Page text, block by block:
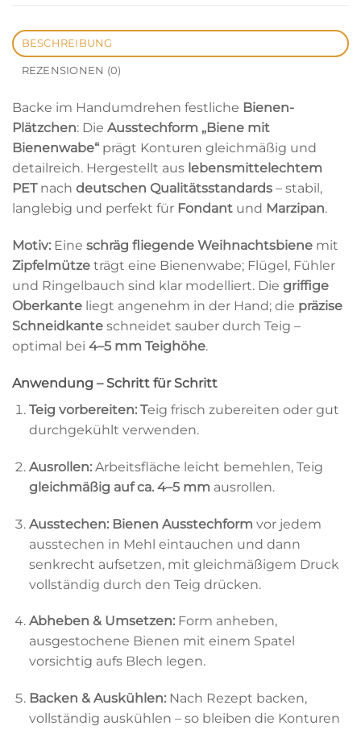
BESCHREIBUNG
REZENSIONEN (0)
Backe im Handumdrehen festliche Bienen-
Plätzchen: Die Ausstechform „Biene mit
Bienenwabe“ prägt Konturen gleichmäßig und
detailreich. Hergestellt aus lebensmittelechtem
PETnach deutschen Qualitätsstandards – stabil,
langlebig und perfekt für Fondant und Marzipan.
Motiv: Eine schräg fliegende Weihnachtsbiene mit
Zipfelmütze trägt eine Bienenwabe; Flügel, Fühler
und Ringelbauch sind klar modelliert. Die griffige
Oberkante liegt angenehm in der Hand; die präzise
Schneidkante schneidet sauber durch Teig –
optimal bei 4–5 mm Teighöhe.
Anwendung – Schritt für Schritt
Teig vorbereiten: Teig frisch zubereiten oder gut
durchgekühlt verwenden.
Ausrollen:Arbeitsfläche leicht bemehlen, Teig
gleichmäßig auf ca. 4–5 mm ausrollen.
Ausstechen: Bienen Ausstechform vor jedem
ausstechen in Mehl eintauchen und dann
senkrecht aufsetzen, mit gleichmäßigem Druck
vollständig durch den Teig drücken.
Abheben & Umsetzen:Form anheben,
ausgestochene Bienen mit einem Spatel
vorsichtig aufs Blech legen.
Backen & Auskühlen:Nach Rezept backen,
vollständig auskühlen – so bleiben die Konturen